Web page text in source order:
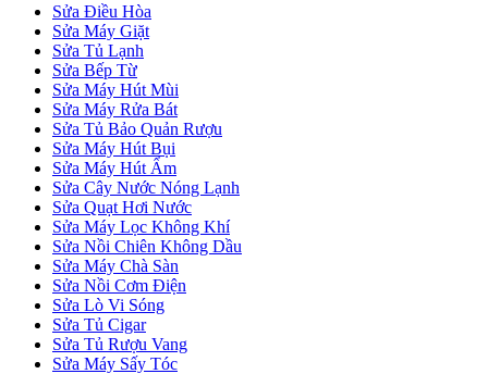
Sửa Điều Hòa
Sửa Máy Giặt
Sửa Tủ Lạnh
Sửa Bếp Từ
Sửa Máy Hút Mùi
Sửa Máy Rửa Bát
Sửa Tủ Bảo Quản Rượu
Sửa Máy Hút Bụi
Sửa Máy Hút Ẩm
Sửa Cây Nước Nóng Lạnh
Sửa Quạt Hơi Nước
Sửa Máy Lọc Không Khí
Sửa Nồi Chiên Không Dầu
Sửa Máy Chà Sàn
Sửa Nồi Cơm Điện
Sửa Lò Vi Sóng
Sửa Tủ Cigar
Sửa Tủ Rượu Vang
Sửa Máy Sấy Tóc